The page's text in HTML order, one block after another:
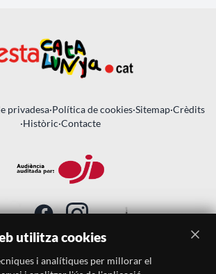
privadesa·Política de cookies·Sitemap·Crèdits
·Històric·Contacte
SUBSCRIU-TE AL BUTLLETÍ
utilitza cookies
i analítiques per millorar el